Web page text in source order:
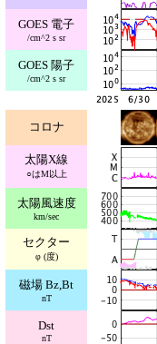
GOES 電子
/cm^2 s sr
GOES 陽子
/cm^2 s sr
コロナ
太陽X線
○はM以上
太陽風速度
km/sec
セクター
φ (度)
磁場 Bz,Bt
nT
Dst
nT